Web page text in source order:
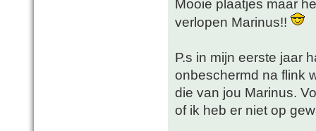
Mooie plaatjes maar
verlopen Marinus!!
P.s in mijn eerste jaar
onbeschermd na flink
die van jou Marinus.
of ik heb er niet op